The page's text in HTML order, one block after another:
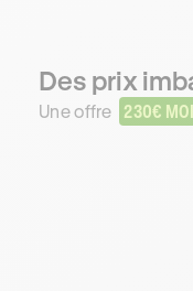
Des prix
Une offre 230€